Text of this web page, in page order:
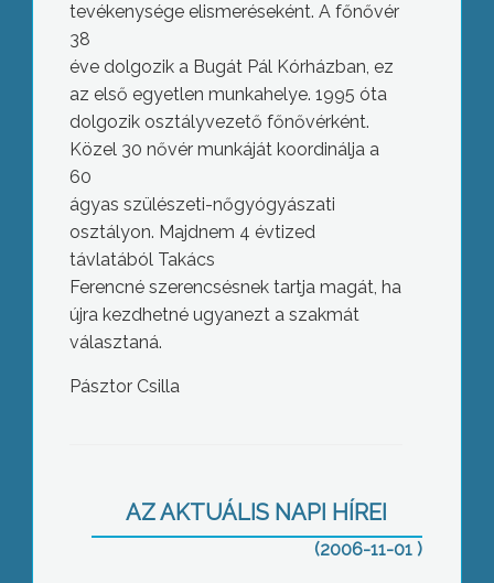
tevékenysége elismeréseként. A főnővér
38
éve dolgozik a Bugát Pál Kórházban, ez
az első egyetlen munkahelye. 1995 óta
dolgozik osztályvezető főnővérként.
Közel 30 nővér munkáját koordinálja a
60
ágyas szülészeti-nőgyógyászati
osztályon. Majdnem 4 évtized
távlatából Takács
Ferencné szerencsésnek tartja magát, ha
újra kezdhetné ugyanezt a szakmát
választaná.
Pásztor Csilla
AZ AKTUÁLIS NAPI HÍREI
(2006-11-01 )